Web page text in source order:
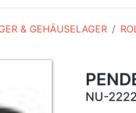
& GEHÄUSELAGER
NU-